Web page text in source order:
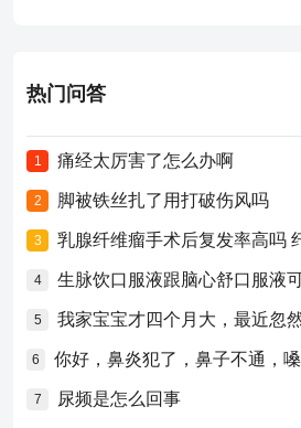
热门问答
1 痛经太厉害了怎么办啊
2 脚被铁丝扎了用打破伤风吗
3 乳腺纤维瘤手术后复发率高吗
4 生脉饮口服液跟脑心舒口服液
5 我家宝宝才四个月大，最近忽
6
7 尿频是怎么回事